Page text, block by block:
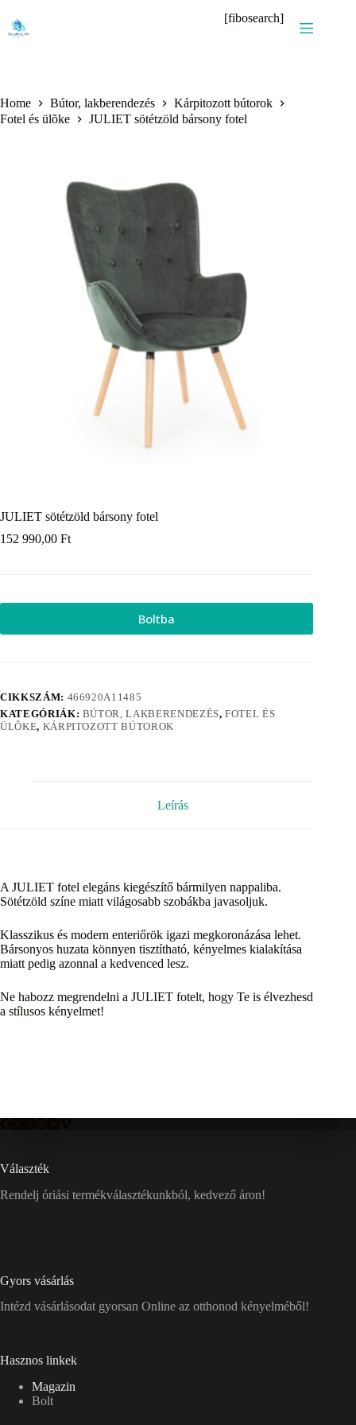
content
[fibosearch]
Home Bútor, lakberendezés
Kárpitozott bútorok
Fotel és ülõke
JULIET sötétzöld bársony fotel
JULIET sötétzöld bársony fotel
152 990,00 Ft
Boltba
CIKKSZÁM: 466920A11485
KATEGÓRIÁK: BÚTOR, LAKBERENDEZÉS,FOTEL ÉS
ÜLÕKE, KÁRPITOZOTT BÚTOROK
Leírás
A JULIET fotel elegáns kiegészítő bármilyen nappaliba.
Sötétzöld színe miatt világosabb szobákba javasoljuk.
Klasszikus és modern enteriőrök igazi megkoronázása lehet.
Bársonyos huzata könnyen tisztítható, kényelmes kialakítása
miatt pedig azonnal a kedvenced lesz.
Ne habozz megrendelni a JULIET fotelt, hogy Te is élvezhesd
a stílusos kényelmet!
Választék
Rendelj óriási termékválasztékunkból, kedvező áron!
Gyors vásárlás
Intézd vásárlásodat gyorsan Online az otthonod kényelméből!
Hasznos linkek
Magazin
Bolt